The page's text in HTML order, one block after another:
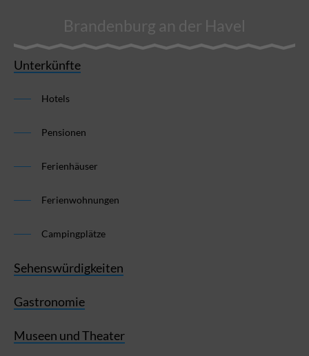
Brandenburg an der Havel
Unterkünfte
Hotels
Pensionen
Ferienhäuser
Ferienwohnungen
Campingplätze
Sehenswürdigkeiten
Gastronomie
Museen und Theater